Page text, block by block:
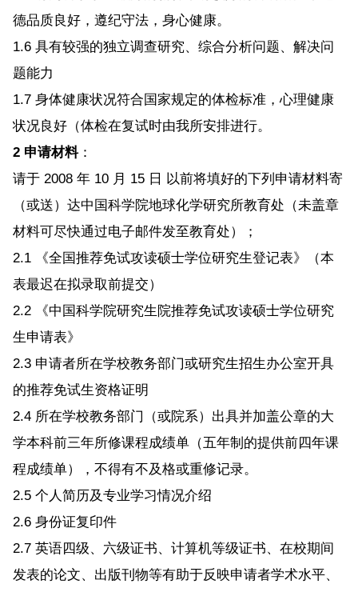
德品质良好，遵纪守法，身心健康。
1.6 具有较强的独立调查研究、综合分析问题、解决问
题能力
1.7 身体健康状况符合国家规定的体检标准，心理健康
状况良好（体检在复试时由我所安排进行。
2 申请材料：
请于 2008 年 10 月 15 日 以前将填好的下列申请材料寄
（或送）达中国科学院地球化学研究所教育处（未盖章
材料可尽快通过电子邮件发至教育处）；
2.1 《全国推荐免试攻读硕士学位研究生登记表》（本
表最迟在拟录取前提交）
2.2 《中国科学院研究生院推荐免试攻读硕士学位研究
生申请表》
2.3 申请者所在学校教务部门或研究生招生办公室开具
的推荐免试生资格证明
2.4 所在学校教务部门（或院系）出具并加盖公章的大
学本科前三年所修课程成绩单（五年制的提供前四年课
程成绩单），不得有不及格或重修记录。
2.5 个人简历及专业学习情况介绍
2.6 身份证复印件
2.7 英语四级、六级证书、计算机等级证书、在校期间
发表的论文、出版刊物等有助于反映申请者学术水平、